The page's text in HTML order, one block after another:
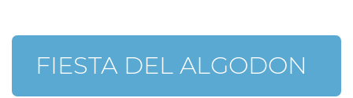
FIESTA DEL ALGODON